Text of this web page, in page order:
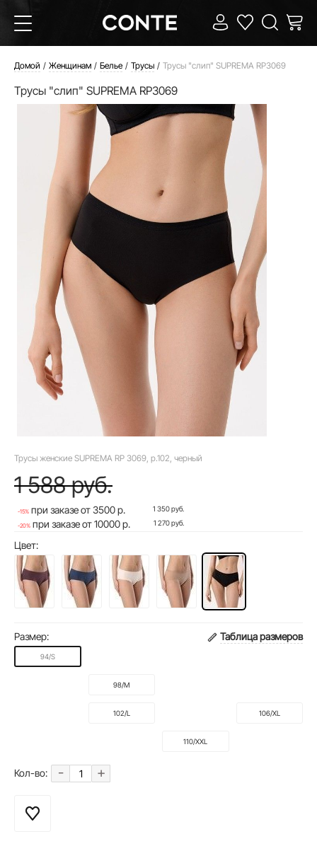
Домой Женщинам Белье Трусы Трусы "слип" SUPREMA RP3069
Трусы "слип" SUPREMA RP3069
Трусы женские SUPREMA RP 3069, р.102, черный
1 588 руб.
-15% при заказе от 3500 р. 1 350 руб.
-20% при заказе от 10000 р. 1 270 руб.
Цвет:
Размер: Таблица размеров
94/S
98/M
102/L 106/XL
110/XXL
Кол-во: - +